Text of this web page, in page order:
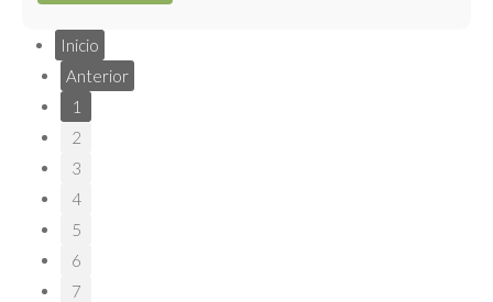
Inicio
Anterior
1
2
3
4
5
6
7